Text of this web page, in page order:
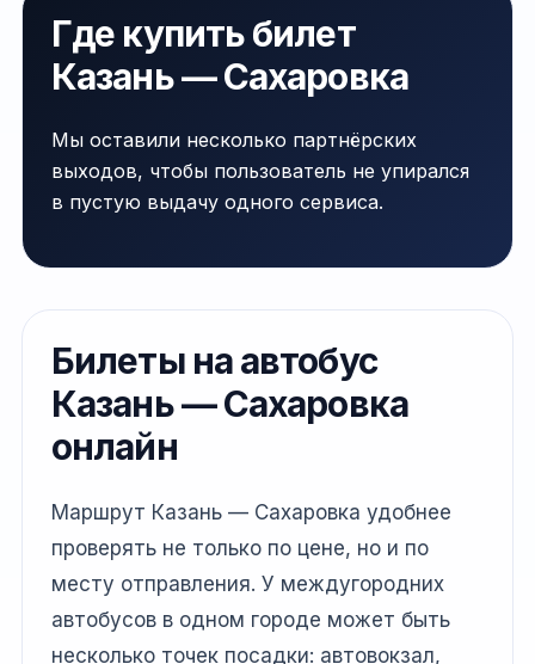
Где купить билет
Казань — Сахаровка
Мы оставили несколько партнёрских
выходов, чтобы пользователь не упирался
в пустую выдачу одного сервиса.
Билеты на автобус
Казань — Сахаровка
онлайн
Маршрут Казань — Сахаровка удобнее
проверять не только по цене, но и по
месту отправления. У междугородних
автобусов в одном городе может быть
несколько точек посадки: автовокзал,